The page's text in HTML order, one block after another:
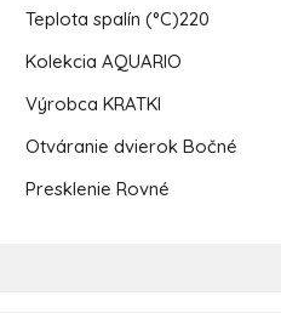
Teplota spalín (°C)220
Kolekcia AQUARIO
Výrobca KRATKI
Otváranie dvierok Bočné
Presklenie Rovné